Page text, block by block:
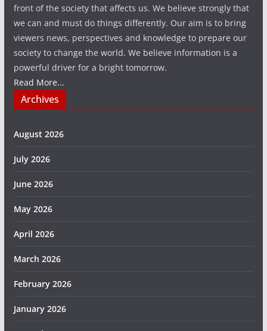
front of the society that affects us. We believe strongly that
we can and must do things differently. Our aim is to bring
viewers news, perspectives and knowledge to prepare our
society to change the world. We believe information is a
powerful driver for a bright tomorrow.
Read More...
Archives
August 2026
July 2026
June 2026
May 2026
April 2026
March 2026
February 2026
January 2026